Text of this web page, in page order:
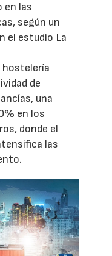
en las
según un
el estudio La
hostelería
de
una
en los
donde el
las